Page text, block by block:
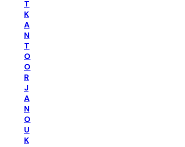
T
K
A
N
T
O
O
R
J
A
N
O
U
K